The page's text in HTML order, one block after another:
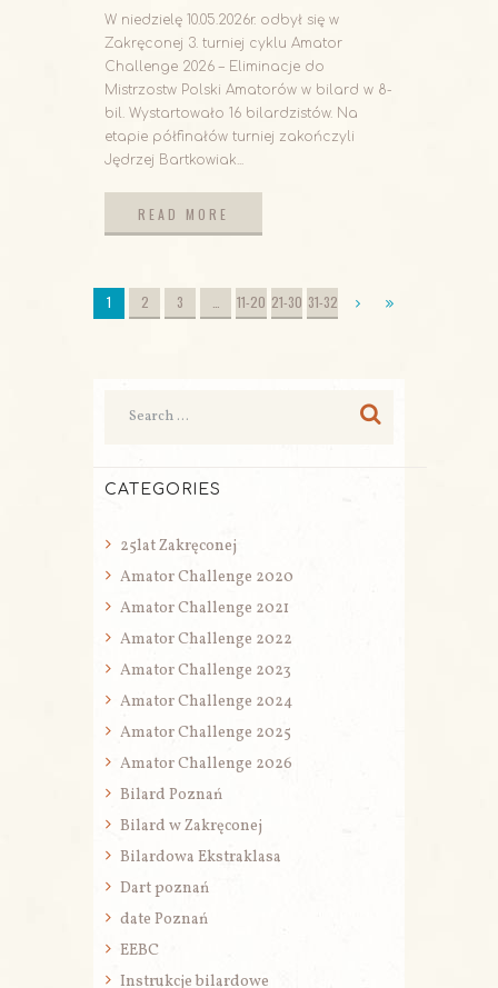
W niedzielę 10.05.2026r. odbył się w
Zakręconej 3. turniej cyklu Amator
Challenge 2026 – Eliminacje do
Mistrzostw Polski Amatorów w bilard w 8-
bil. Wystartowało 16 bilardzistów. Na
etapie półfinałów turniej zakończyli
Jędrzej Bartkowiak...
READ MORE
1 2 3 11-20 21-30 31-32
CATEGORIES
25lat Zakręconej
Amator Challenge 2020
Amator Challenge 2021
Amator Challenge 2022
Amator Challenge 2023
Amator Challenge 2024
Amator Challenge 2025
Amator Challenge 2026
Bilard Poznań
Bilard w Zakręconej
Bilardowa Ekstraklasa
Dart poznań
date Poznań
EEBC
Instrukcje bilardowe